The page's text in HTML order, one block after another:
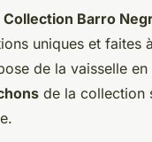
Collection Barro
uniques et faites
de la vaisselle
de la collection